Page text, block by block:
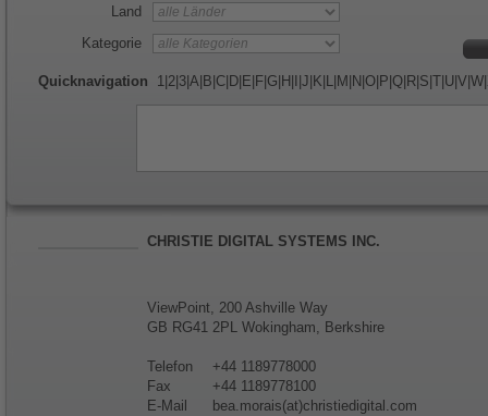
Land
Kategorie
Quicknavigation 1 2 3 A B C D E F G H J K L M N O P Q R S T U V W
CHRISTIE DIGITAL SYSTEMS INC.
ViewPoint, 200 Ashville Way
GB RG41 2PL Wokingham, Berkshire
Telefon
+44 1189778000
Fax
+44 1189778100
E-Mail
bea.morais(at)christiedigital.com